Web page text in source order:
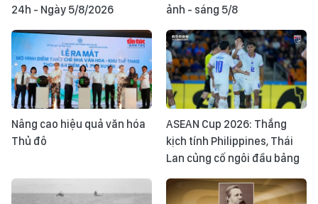
24h - Ngày 5/8/2026
ảnh - sáng 5/8
Nâng cao hiệu quả văn hóa
Thủ đô
ASEAN Cup 2026: Thắng
kịch tính Philippines, Thái
Lan củng cố ngôi đầu bảng